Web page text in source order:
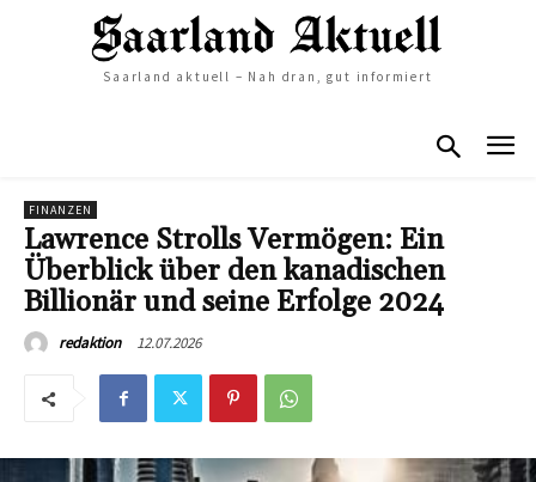
Saarland aktuell – Nah dran, gut informiert
FINANZEN
Lawrence Strolls Vermögen: Ein
Überblick über den kanadischen
Billionär und seine Erfolge 2024
redaktion 12.07.2026